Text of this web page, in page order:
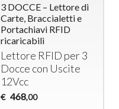
3 DOCCE – Lettore di
Carte, Braccialetti e
Portachiavi RFID
ricaricabili
Lettore RFID per 3
Docce con Uscite
12Vcc
€ 468,00